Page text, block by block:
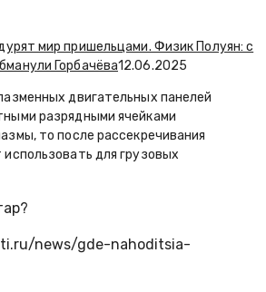
мир пришельцами. Физик Полуян: с
Горбачёва12.06.2025
двигательных панелей
разрядными ячейками
то после рассекречивания
для грузовых
news/gde-nahoditsia-